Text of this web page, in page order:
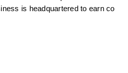
is headquartered to earn co